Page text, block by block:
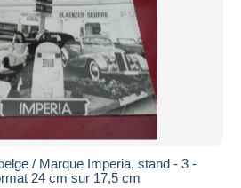
/ Marque Imperia, stand - 3 -
24 cm sur 17,5 cm